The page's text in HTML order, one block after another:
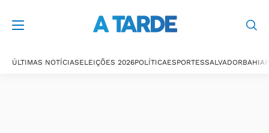
ÚLTIMAS NOTÍCIASELEIÇÕES 2026POLÍTICAESPORTESSALVADORBAHIA